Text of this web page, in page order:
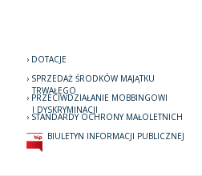
DOTACJE
SPRZEDAŻ ŚRODKÓW MAJĄTKU
TRWAŁEGO
PRZECIWDZIAŁANIE MOBBINGOWI
I DYSKRYMINACJI
STANDARDY OCHRONY MAŁOLETNICH
BIULETYN INFORMACJI PUBLICZNEJ